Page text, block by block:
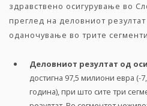
здравствено осигурување во
преглед на деловниот
оданочување во трите
Деловниот резултат од
достигна 97,5 милиони евра (-
година), при што сите три